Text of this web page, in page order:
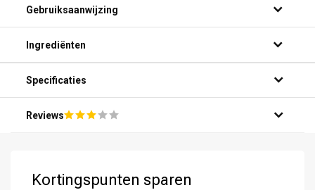
Gebruiksaanwijzing
Ingrediënten
Specificaties
Reviews
Kortingspunten sparen